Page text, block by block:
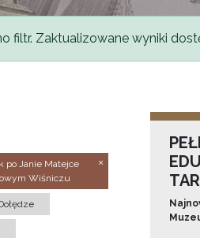
filtr. Zaktualizowane wyniki
po Janie Matejce
Wiśniczu